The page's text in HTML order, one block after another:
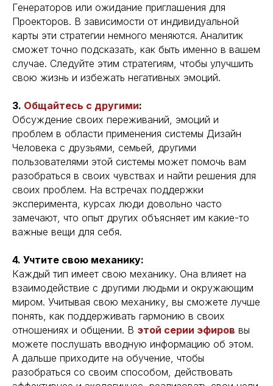
Генераторов или ожидание приглашения для
Проекторов. В зависимости от индивидуальной
карты эти стратегии немного меняются. Аналитик
сможет точно подсказать, как быть именно в вашем
случае. Следуйте этим стратегиям, чтобы улучшить
свою жизнь и избежать негативных эмоций.
3. Общайтесь с другими:
Обсуждение своих переживаний, эмоций и
проблем в области применения системы Дизайн
Человека с друзьями, семьей, другими
пользователями этой системы может помочь вам
разобраться в своих чувствах и найти решения для
своих проблем. На встречах поддержки
эксперимента, курсах люди довольно часто
замечают, что опыт других объясняет им какие-то
важные вещи для себя.
4. Учтите свою механику:
Каждый тип имеет свою механику. Она влияет на
взаимодействие с другими людьми и окружающим
миром. Учитывая свою механику, вы сможете лучше
понять, как поддерживать гармонию в своих
отношениях и общении. В этой серии эфиров вы
можете послушать вводную информацию об этом.
А дальше приходите на обучение, чтобы
разобраться со своим способом, действовать